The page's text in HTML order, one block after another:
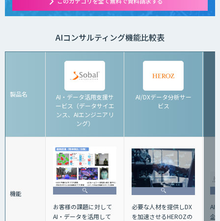
AIコンサルティング機能比較表
製品名
AI・データ活用支援サ
ービス（データサイエ
ンス、AIエンジニアリ
ング）
AI/DXデータ分析サー
ビス
機能
お客様の課題に対して
AI・データを活用して
必要な人材を提供しDX
を加速させるHEROZの
AI
企